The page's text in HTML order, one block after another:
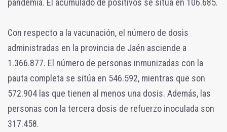
Con respecto a la vacunación, el número de dosis
administradas en la provincia de Jaén asciende a
1.366.877. El número de personas inmunizadas con la
pauta completa se sitúa en 546.592, mientras que son
572.904 las que tienen al menos una dosis. Además, las
personas con la tercera dosis de refuerzo inoculada son
317.458.